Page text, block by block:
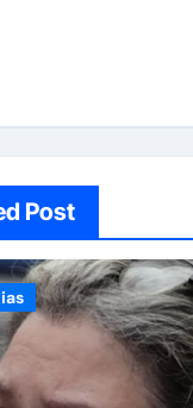
Post